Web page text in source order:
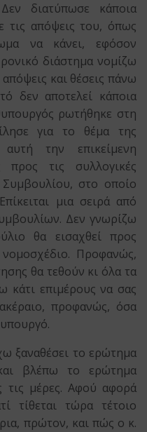
διατύπωσε κάποια
τις απόψεις του, όπως
να κάνει, εφόσον
διάστημα νομίζω
απόψεις και θέσεις πάνω
δεν αποτελεί κάποια
ρωτήθηκε στη
για το θέμα της
την επικείμενη
τις συλλογικές
στο οποίο
μια σειρά από
Δεν γνωρίζω
θα εισαχθεί προς
Προφανώς,
θα τεθούν κι όλα τα
κάτι επιμέρους να σας
προφανώς, όσα
ξαναθέσει το ερώτημα
βλέπω το ερώτημα
τις μέρες. Αφού αφορά
τίθεται τώρα τέτοιο
πρώτον, και πώς ο κ.